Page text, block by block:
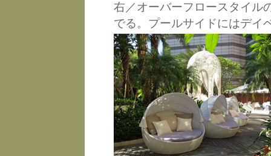
右／オーバーフロースタイル
でる。プールサイドにはデイ